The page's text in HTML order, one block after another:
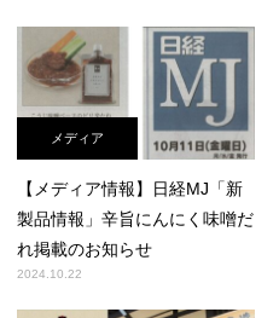
メディア
【メディア情報】日経MJ「新
製品情報」辛旨にんにく味噌だ
れ掲載のお知らせ
2024.10.22